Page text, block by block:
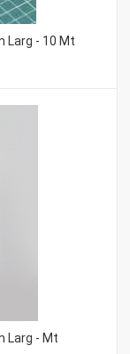
Larg - 10 Mt
Larg - Mt